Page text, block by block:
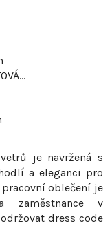
je navržená s
a eleganci pro
oblečení je
zaměstnance v
dress code